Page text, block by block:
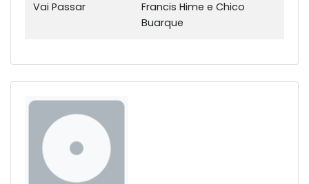
Vai Passar
Francis Hime e Chico
Buarque